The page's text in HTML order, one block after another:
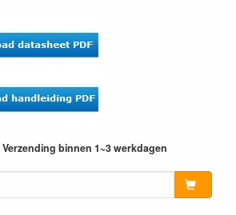
binnen 1~3 werkdagen